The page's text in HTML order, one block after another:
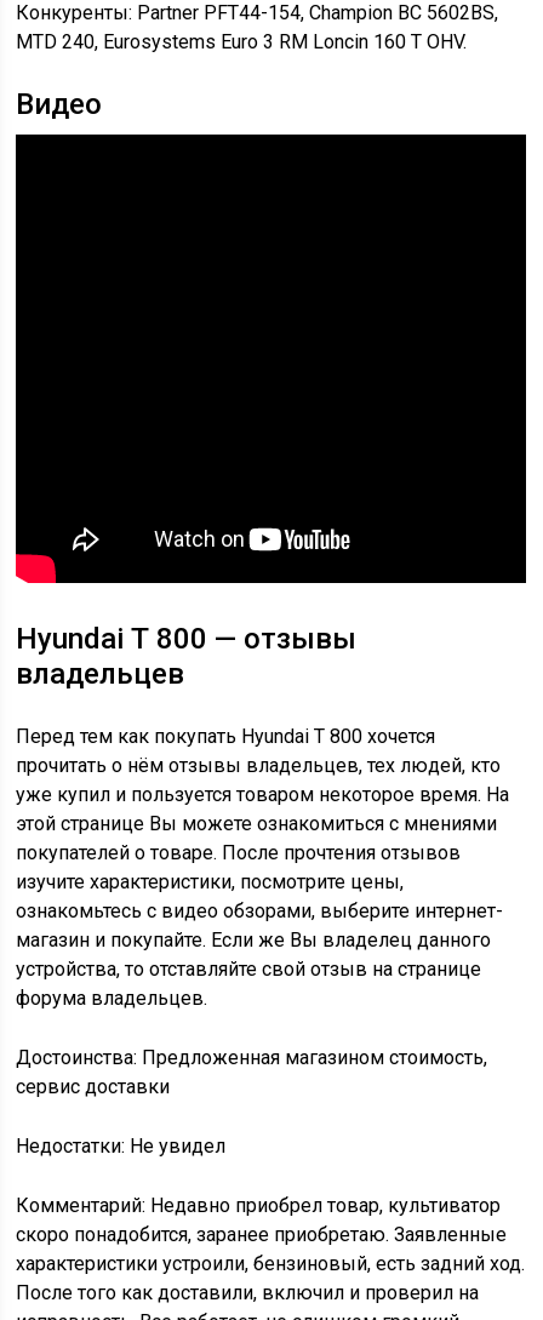
Конкуренты: Partner PFT44-154, Champion BC 5602BS,
MTD 240, Eurosystems Euro 3 RM Loncin 160 T OHV.
Видео
Hyundai Т 800 — отзывы
владельцев
Перед тем как покупать Hyundai Т 800 хочется
прочитать о нём отзывы владельцев, тех людей, кто
уже купил и пользуется товаром некоторое время. На
этой странице Вы можете ознакомиться с мнениями
покупателей о товаре. После прочтения отзывов
изучите характеристики, посмотрите цены,
ознакомьтесь с видео обзорами, выберите интернет-
магазин и покупайте. Если же Вы владелец данного
устройства, то отставляйте свой отзыв на странице
форума владельцев.
Достоинства: Предложенная магазином стоимость,
сервис доставки
Недостатки: Не увидел
Комментарий: Недавно приобрел товар, культиватор
скоро понадобится, заранее приобретаю. Заявленные
характеристики устроили, бензиновый, есть задний ход.
После того как доставили, включил и проверил на